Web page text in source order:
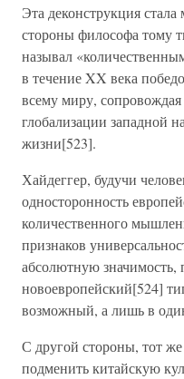
Эта деконструкция
стороны философа тому
называл
в течение XX века
всему миру,
глобализации западной
жизни[523].
Хайдеггер, будучи
односторонность
количественного
признаков
абсолютную значимость,
новоевропейский[524]
возможный, а лишь в
С другой стороны, тот
подменить китайскую